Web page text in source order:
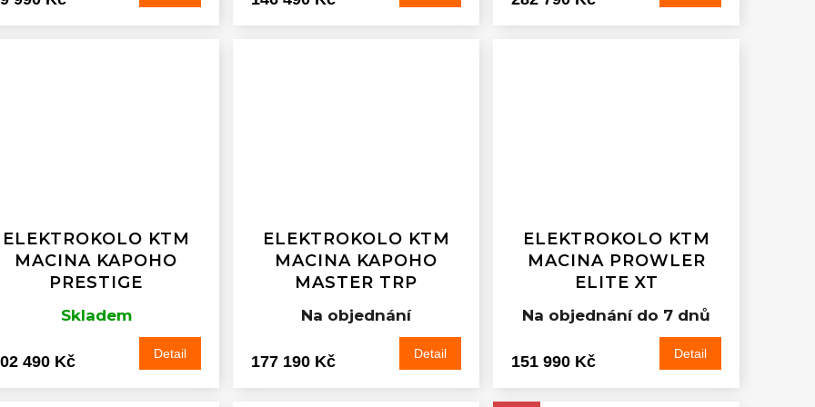
ELEKTROKOLO KTM
MACINA KAPOHO
PRESTIGE
Skladem
490 Kč Detail
ELEKTROKOLO KTM
MACINA KAPOHO
MASTER TRP
Na objednání
177 190 Kč Detail
ELEKTROKOLO KTM
MACINA PROWLER
ELITE XT
Na objednání do 7 dnů
151 990 Kč Detail